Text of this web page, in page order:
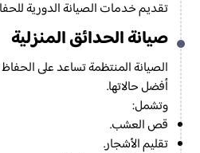
تقديم خدمات الصيانة الدورية
صيانة الحدائق المنزلية
الصيانة المنتظمة تساعد على
أفضل حالاتها.
وتشمل:
قص العشب.
تقليم الأشجار.